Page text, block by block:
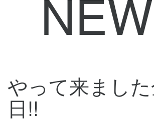
やって来まし
日!!